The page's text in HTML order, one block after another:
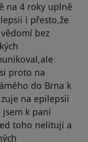
na 4 roky uplně
i přesto,že
bez
proto na
do Brna k
na epilepsii
jsem k paní
toho nelituji a